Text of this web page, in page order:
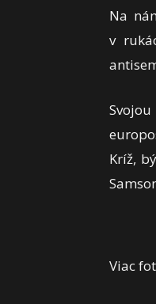
Na
v
Kríž,
Viac